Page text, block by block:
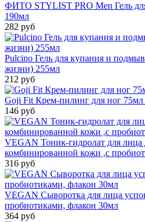
ФИТО STYLIST PRO Men Гель
190мл
282 руб
Pulcino Гель для купания и
жизни) 255мл
212 руб
Goji Fit Крем-пилинг для ног
146 руб
VEGAN Тоник-гидролат для
комбинированной кожи ,с
316 руб
VEGAN Сыворотка для лица
пробиотиками, флакон 30мл
364 руб